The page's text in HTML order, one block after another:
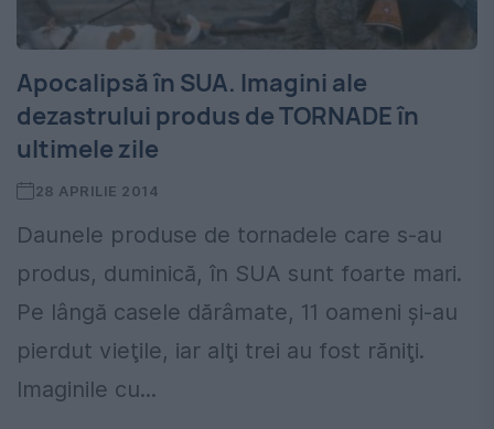
Apocalipsă în SUA. Imagini ale
dezastrului produs de TORNADE în
ultimele zile
28 APRILIE 2014
Daunele produse de tornadele care s-au
produs, duminică, în SUA sunt foarte mari.
Pe lângă casele dărâmate, 11 oameni şi-au
pierdut vieţile, iar alţi trei au fost răniţi.
Imaginile cu...